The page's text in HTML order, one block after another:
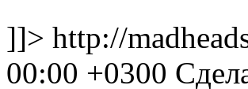
]]> http://
00:00 +0300